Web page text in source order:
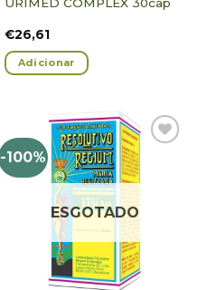
URIMED COMPLEX 30cap
€26,61
Adicionar
-100%
Adicionar
Favoritos
ESGOTADO